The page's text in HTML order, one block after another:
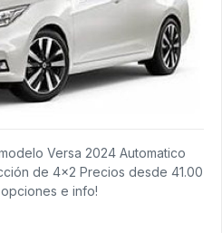
Versa 2024 Automatico
de 4x2 Precios desde 41.00
opciones e info!